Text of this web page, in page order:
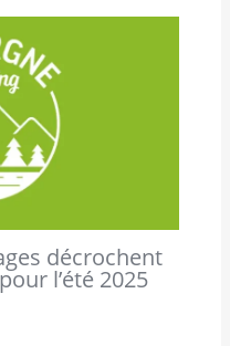
décrochent
l’été 2025